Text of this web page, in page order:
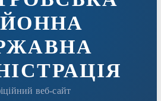
веб-сайт